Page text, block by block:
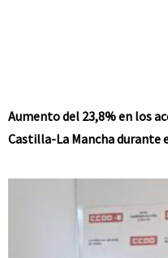
Aumento del 23,8% en los
Castilla-La Mancha durante